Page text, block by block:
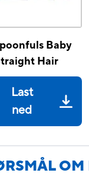
Baby
Hair
Last
ned
OM